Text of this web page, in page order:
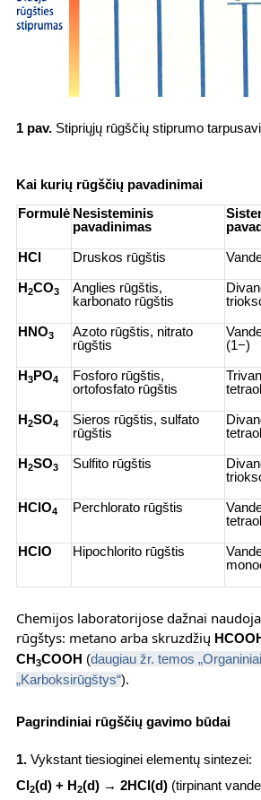
1 pav. Stipriųjų rūgščių stiprumo
Kai kurių rūgščių pavadinimai
Formulė Nesisteminis
pavadinimas
HCl
Druskos rūgštis
H2CO3
Anglies rūgštis,
karbonato rūgštis
HNO3
Azoto rūgštis, nitrato
rūgštis
(1−)
H3PO4
Fosforo rūgštis,
ortofosfato rūgštis
H2SO4
Sieros rūgštis, sulfato
rūgštis
H2SO3 Sulfito rūgštis
HClO4 Perchlorato rūgštis
HClO
Hipochlorito rūgštis
Chemijos laboratorijose dažnai
rūgštys: metano arba skruzdžių
CH3COOH (daugiau žr. temos
„Karboksirūgštys“).
Pagrindiniai rūgščių gavimo būdai
1. Vykstant tiesioginei elementų sintezei:
Cl2(d) + H2(d) → 2HCl(d) (tirpinant